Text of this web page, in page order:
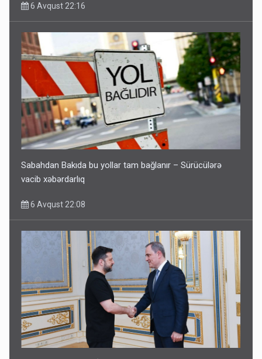
6 Avqust 22:16
Sabahdan Bakıda bu yollar tam bağlanır – Sürücülərə
vacib xəbərdarlıq
6 Avqust 22:08